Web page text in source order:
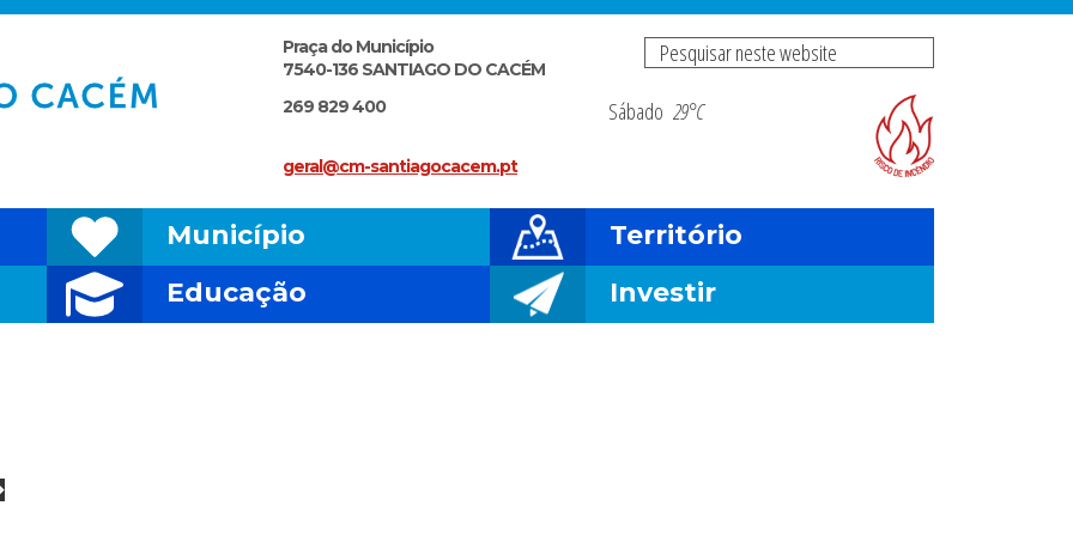
Pesquisar
website
Sábado 29°C
Praça do Município
7540-136 SANTIAGO DO CACÉM
269 829 400
geral@cm-santiagocacem.pt
Município
Território
Educação Investir